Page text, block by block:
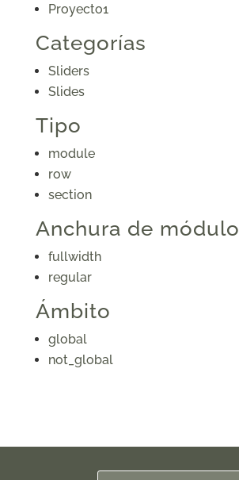
Proyecto1
Categorías
Sliders
Slides
Tipo
module
row
section
Anchura de módulo
fullwidth
regular
Ámbito
global
not_global